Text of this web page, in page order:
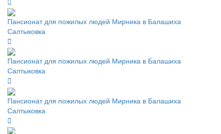
Пансионат для пожилых людей Мирника в Балашиха
Салтыковка
Пансионат для пожилых людей Мирника в Балашиха
Салтыковка
Пансионат для пожилых людей Мирника в Балашиха
Салтыковка